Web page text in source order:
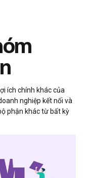
ích chính khác của
nghiệp kết nối và
phận khác từ bất kỳ